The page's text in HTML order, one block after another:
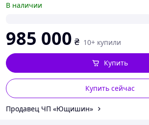
В наличии
985 000 ₴ 10+ купили
Купить сейчас
Купить
Продавец ЧП «Ющишин»